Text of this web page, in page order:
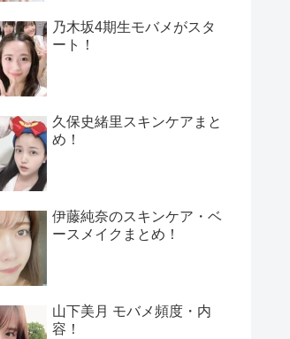
乃木坂4期生モバメがスタ
ート！
久保史緒里スキンケアまと
め！
伊藤純奈のスキンケア・ベ
ースメイクまとめ！
山下美月 モバメ頻度・内
容！